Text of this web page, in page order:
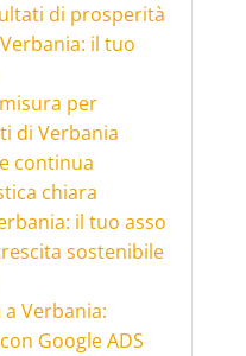
di prosperità
il tuo
per
di Verbania
continua
chiara
il tuo asso
sostenibile
Verbania:
Google ADS